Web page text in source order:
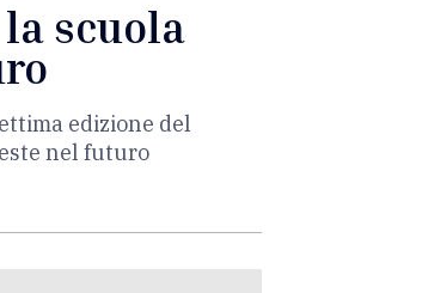
scuola
edizione del
nel futuro